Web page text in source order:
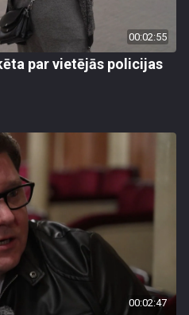
00:02:55
par vietējās policijas
00:02:47